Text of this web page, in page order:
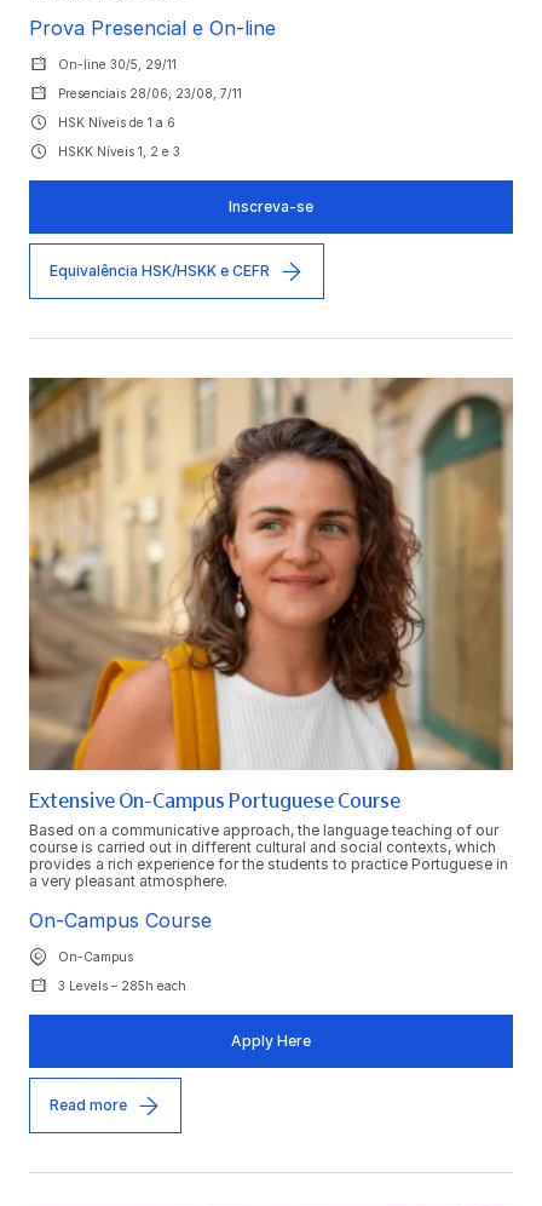
Prova Presencial e On-line
On-line 30/5, 29/11
Presenciais 28/06, 23/08, 7/11
HSK Níveis de 1 a 6
HSKK Níveis 1, 2 e 3
Inscreva-se
Equivalência HSK/HSKK e CEFR
Extensive On-Campus Portuguese Course
Based on a communicative approach, the language teaching of our
course is carried out in different cultural and social contexts, which
provides a rich experience for the students to practice Portuguese in
a very pleasant atmosphere.
On-Campus Course
On-Campus
3 Levels – 285h each
Apply Here
Read more